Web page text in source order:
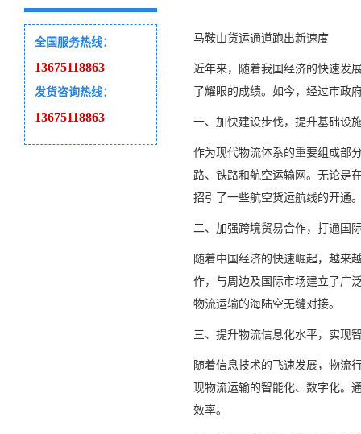
全国服务热线：
13675118863
发货咨询热线：
13675118863
马鞍山货运通道跑出新速度
近年来，随着我国经济的快速发
了耀眼的成绩。如今，经过市政
一、加快建设步伐，提升基础设
作为现代物流体系的重要组成部
路、铁路和航空运输网。无论是
招引了一些航空货运航线的开通
二、加强跨境贸易合作，打通国
随着中国经济的快速崛起，越来
作，与周边及国际市场建立了广
物流运输的海陆空无缝对接。
三、提升物流信息化水平，实现
随着信息技术的飞速发展，物流
现物流运输的智能化、数字化。
效率。